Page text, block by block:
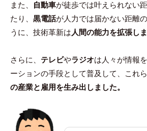
また、 自動車が徒歩では叶えられない
たり、 黒電話が人力では届かない距離
うに、技術革新は 人間の能力を拡張しま
さらに、 テレビやラジオは人々が情報
ーションの手段として普及して、これ
の産業と雇用を生み出しました。